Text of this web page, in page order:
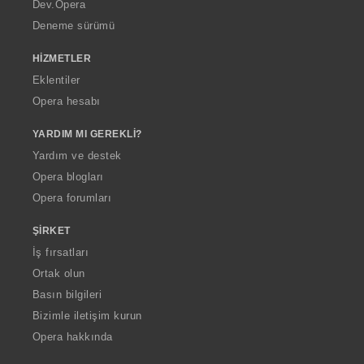
Dev.Opera
Deneme sürümü
HIZMETLER
Eklentiler
Opera hesabı
YARDIM MI GEREKLI?
Yardım ve destek
Opera blogları
Opera forumları
ŞIRKET
İş fırsatları
Ortak olun
Basın bilgileri
Bizimle iletişim kurun
Opera hakkında